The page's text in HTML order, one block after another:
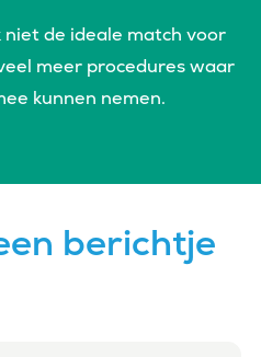
niet de ideale match voor
meer procedures waar
kunnen nemen.
berichtje